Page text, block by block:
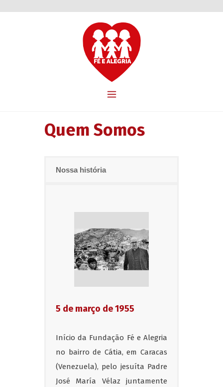
Quem Somos
Nossa história
5 de março de 1955
Início da Fundação Fé e Alegria
no bairro de Cátia, em Caracas
(Venezuela), pelo jesuíta Padre
José María Vélaz juntamente